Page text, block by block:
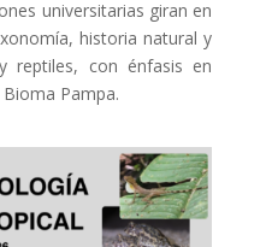
universitarias giran en
historia natural y
reptiles, con énfasis en
Pampa.